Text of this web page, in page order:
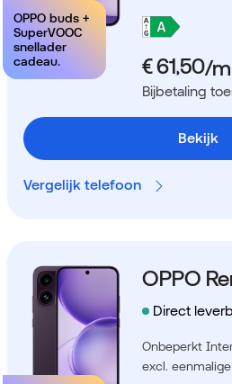
OPPO buds +
SuperVOOC
snellader
cadeau.
Bijbetaling
Bekijk
Vergelijk telefoon
OPPO
Direct
Onbeperkt
excl.